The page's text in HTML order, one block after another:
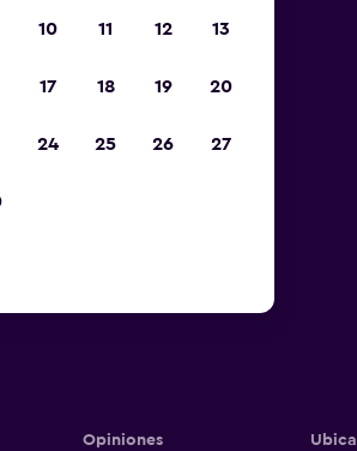
Opiniones
10 11 12 13
17 18 19 20
24 25 26 27